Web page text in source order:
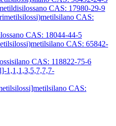
CAS: 17980-29-9
CAS:
CAS: 18044-44-5
CAS: 65842-
CAS: 118822-75-6
1,1,1,3,5,7,7,7-
CAS: